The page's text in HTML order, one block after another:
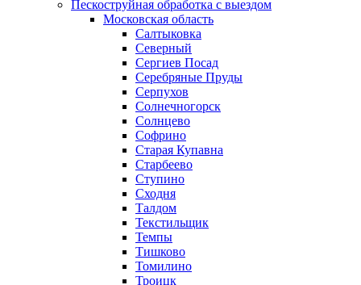
Пескоструйная обработка с выездом
Московская область
Салтыковка
Северный
Сергиев Посад
Серебряные Пруды
Серпухов
Солнечногорск
Солнцево
Софрино
Старая Купавна
Старбеево
Ступино
Сходня
Талдом
Текстильщик
Темпы
Тишково
Томилино
Троицк